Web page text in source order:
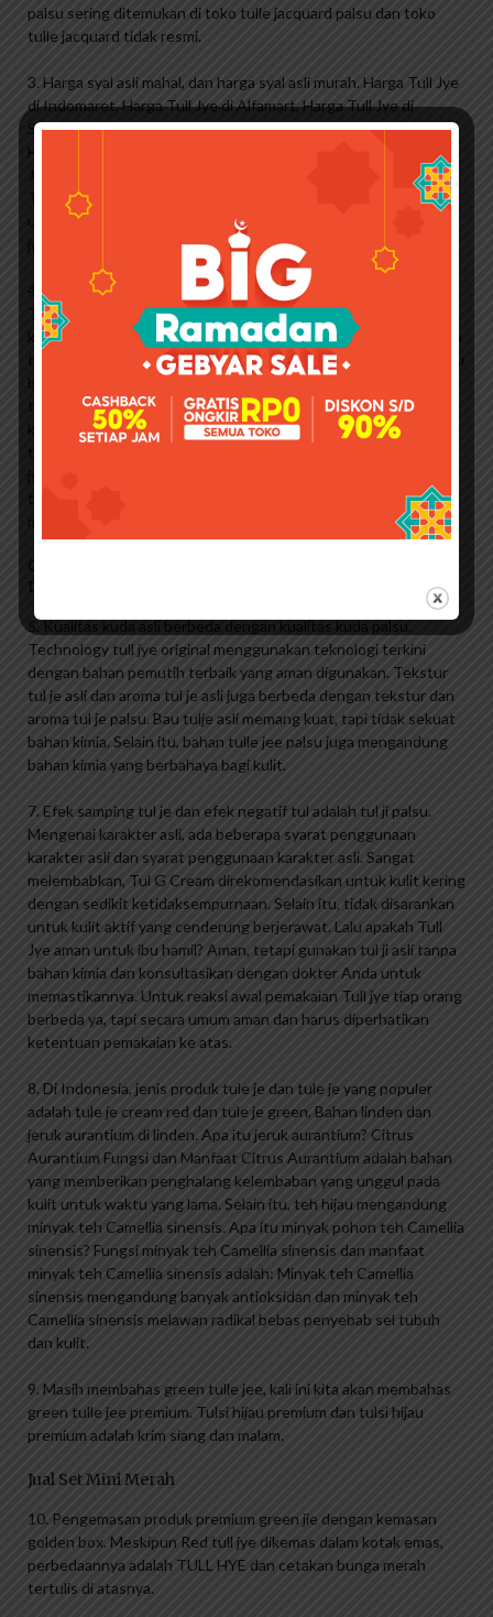
palsu sering ditemukan di toko tulle jacquard palsu dan toko
tulle jacquard tidak resmi.
3. Harga syal asli mahal, dan harga syal asli murah. Harga Tull Jye
di Indomaret, Harga Tull Jye di Alfamart, Harga Tull Jye di
Shopee, Harga Tull Jye di Lazada, Harga Tull Jye di Bukalapak,
Harga Tull Jye di Tokopedia, Harga Tull Jye di Blibli, Harga Tull
Jye di Supermarket, Tull Jye harga di convenience store, harga
Tull Jye di harga Kimiya Pharma je, harga krim sore dari Rp dan
umumnya sama. Hingga 160.000 rubel. 265.000 tull nambah size
jye.
4. Bungkus tul jye asli berbeda dengan bungkus tul jye palsu.
Tull jye expired date atau tanggal kadaluarsa tull jye pada
kemasan asli tull jye, np BPOM tull jye dan tulisan pada kemasan
tull jye terjaga dan tidak hilang. Sebaliknya bungkus tull jye palsu
banyak huruf tull jye yang hilang, bungkus tull jye tidak ada
tanggal kadaluwarsa, bungkus tull jye tidak ada BPOM, dan
kualitas kemasan tull jye mudah rusak. Produk Tull jye yang
terdaftar di BPOM tentu saja menjawab apakah kosmetik Tull
jye halal atau tidak. Kalau sudah beredar dan terdaftar di BPOM
tentu halal, tapi tidak ada salahnya untuk mengecek dan
mengambilnya kembali.
Dan Energi
5. Kualitas kuda asli berbeda dengan kualitas kuda palsu.
Technology tull jye original menggunakan teknologi terkini
dengan bahan pemutih terbaik yang aman digunakan. Tekstur
tul je asli dan aroma tul je asli juga berbeda dengan tekstur dan
aroma tul je palsu. Bau tulje asli memang kuat, tapi tidak sekuat
bahan kimia. Selain itu, bahan tulle jee palsu juga mengandung
bahan kimia yang berbahaya bagi kulit.
7. Efek samping tul je dan efek negatif tul adalah tul ji palsu.
Mengenai karakter asli, ada beberapa syarat penggunaan
karakter asli dan syarat penggunaan karakter asli. Sangat
melembabkan, Tul G Cream direkomendasikan untuk kulit kering
dengan sedikit ketidaksempurnaan. Selain itu, tidak disarankan
untuk kulit aktif yang cenderung berjerawat. Lalu apakah Tull
Jye aman untuk ibu hamil? Aman, tetapi gunakan tul ji asli tanpa
bahan kimia dan konsultasikan dengan dokter Anda untuk
memastikannya. Untuk reaksi awal pemakaian Tull jye tiap orang
berbeda ya, tapi secara umum aman dan harus diperhatikan
ketentuan pemakaian ke atas.
8. Di Indonesia, jenis produk tule je dan tule je yang populer
adalah tule je cream red dan tule je green. Bahan linden dan
jeruk aurantium di linden. Apa itu jeruk aurantium? Citrus
Aurantium Fungsi dan Manfaat Citrus Aurantium adalah bahan
yang memberikan penghalang kelembaban yang unggul pada
kulit untuk waktu yang lama. Selain itu, teh hijau mengandung
minyak teh Camellia sinensis. Apa itu minyak pohon teh Camellia
sinensis? Fungsi minyak teh Camellia sinensis dan manfaat
minyak teh Camellia sinensis adalah: Minyak teh Camellia
sinensis mengandung banyak antioksidan dan minyak teh
Camellia sinensis melawan radikal bebas penyebab sel tubuh
dan kulit.
9. Masih membahas green tulle jee, kali ini kita akan membahas
green tulle jee premium. Tulsi hijau premium dan tulsi hijau
premium adalah krim siang dan malam.
Jual Set Mini Merah
10. Pengemasan produk premium green jie dengan kemasan
golden box. Meskipun Red tull jye dikemas dalam kotak emas,
perbedaannya adalah TULL HYE dan cetakan bunga merah
tertulis di atasnya.